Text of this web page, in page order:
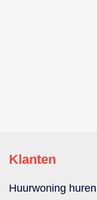
Klanten
Huurwoning huren